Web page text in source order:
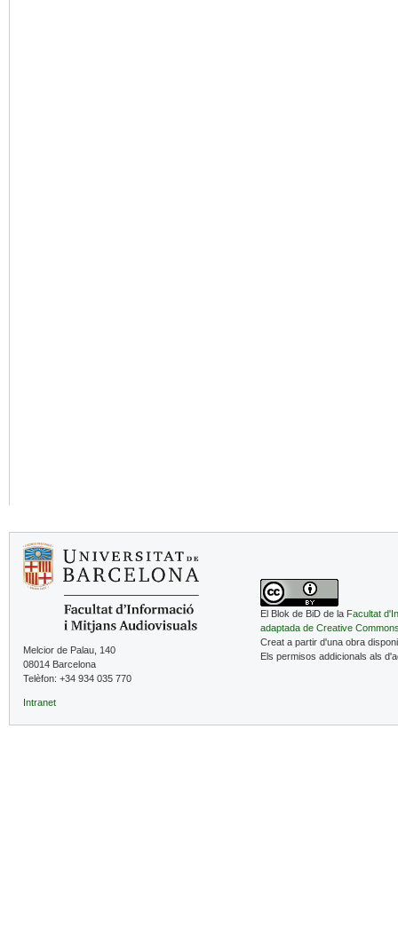
Melcior de Palau, 140
08014 Barcelona
Telèfon: +34 934 035 770
Intranet
El Blok de BiD de la Facultat
adaptada de Creative
Creat a partir d'una obra
Els permisos addicionals als